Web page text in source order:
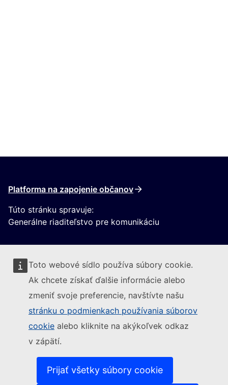
Toto webové sídlo používa súbory cookie.
Ak chcete získať ďalšie informácie alebo
zmeniť svoje preferencie, navštívte našu
stránku o podmienkach používania súborov
cookie alebo kliknite na akýkoľvek odkaz
v zápätí.
Prijať všetky súbory cookie
Platforma na zapojenie občanov
Túto stránku spravuje:
Generálne riaditeľstvo pre komunikáciu
Sledujte Európsku komisiu
Kontakt(Externý odkaz)
Nahlásiť IT zraniteľnosť
Jazyky na našich webových stránkach(Externý odkaz)
Súbory cookies(Externý odkaz)
Politika ochrany osobných údajov